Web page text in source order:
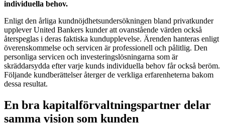
individuella behov.
Enligt den årliga kundnöjdhetsundersökningen bland privatkunder
upplever United Bankers kunder att ovanstående värden också
återspeglas i deras faktiska kundupplevelse. Ärenden hanteras enligt
överenskommelse och servicen är professionell och pålitlig. Den
personliga servicen och investeringslösningarna som är
skräddarsydda efter varje kunds individuella behov får också beröm.
Följande kundberättelser återger de verkliga erfarenheterna bakom
dessa resultat.
En bra kapitalförvaltningspartner delar
samma vision som kunden